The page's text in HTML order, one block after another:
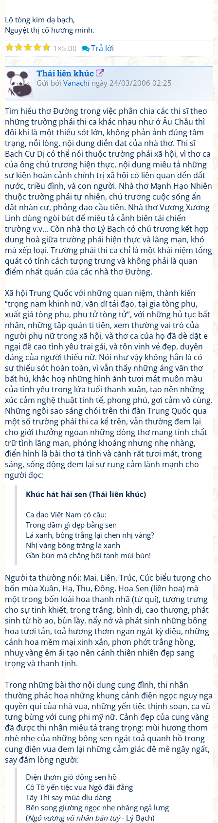
Lộ tòng kim dạ bạch,
Nguyệt thị cố hương minh.
☆
☆
☆
☆
☆ 1 5.00 Trả lời
Thái liên khúc
Gửi bởi Vanachi ngày 24/03/2006 02:25
Tìm hiểu thơ Đường trong việc phân chia các thi sĩ theo
những trường phái thi ca khác nhau như ở Âu Châu thì
đôi khi là một thiếu sót lớn, không phản ảnh đúng tâm
trạng, nỗi lòng, nội dung diễn đạt của nhà thơ. Thi sĩ
Bạch Cư Dị có thể nói thuộc trường phái xã hội, vì thơ ca
của ông chủ trương hiện thực, nội dung miêu tả những
sự kiện hoàn cảnh chính trị xã hội có liên quan đến đất
nước, triều đình, và con người. Nhà thơ Mạnh Hạo Nhiên
thuộc trường phái tự nhiên, chủ trương cuộc sống ẩn
dật nhàn cư, phỏng đạo cầu tiên. Nhà thơ Vương Xương
Linh dùng ngòi bút để miêu tả cảnh biên tái chiến
trường v.v... Còn nhà thơ Lý Bạch có chủ trương kết hợp
dung hoà giữa trường phái hiện thực và lãng mạn, khó
mà xếp loại. Trường phái thi ca chỉ là một khái niệm tổng
quát có tính cách tượng trưng và không phải là quan
điểm nhất quán của các nhà thơ Đường.
Xã hội Trung Quốc với những quan niệm, thành kiến
“trọng nam khinh nữ, văn dĩ tải đạo, tại gia tòng phụ,
xuất giá tòng phu, phu tử tòng tử”, với những hủ tục bất
nhân, những tập quán ti tiện, xem thường vai trò của
người phụ nữ trong xã hội, và thơ ca của họ đã dè dặt e
ngại đề cao tình yêu trai gái, và tôn vinh vẻ đẹp, duyên
dáng của người thiếu nữ. Nói như vậy không hẳn là có
sự thiếu sót hoàn toàn, vì vẫn thấy những áng văn thơ
bất hủ, khắc hoạ những hình ảnh tươi mát muôn màu
của tình yêu trong lứa tuổi thanh xuân, tạo nên những
xúc cảm nghệ thuật tinh tế, phong phú, gợi cảm vô cùng.
Những ngôi sao sáng chói trên thi đàn Trung Quốc qua
một số trường phái thi ca kể trên, vẫn thường đem lại
cho giới thưởng ngoạn những dòng thơ mang tính chất
trữ tình lãng mạn, phóng khoáng nhưng nhẹ nhàng,
điển hình là bài thơ tả tình và cảnh rất tươi mát, trong
sáng, sống động đem lại sự rung cảm lành mạnh cho
người đọc:
Khúc hát hái sen (Thái liên khúc)
Ca dao Việt Nam có câu:
Trong đầm gì đẹp bằng sen
Lá xanh, bông trắng lại chen nhị vàng?
Nhị vàng bông trắng lá xanh
Gần bùn mà chẳng hôi tanh mùi bùn!
Người ta thường nói: Mai, Liên, Trúc, Cúc biểu tượng cho
bốn mùa Xuân, Hạ, Thu, Đông. Hoa Sen (liên hoa) mà
một trong bốn loài hoa thanh nhã (tứ quí), tượng trưng
cho sự tinh khiết, trong trắng, bình dị, cao thượng, phát
sinh từ hồ ao, bùn lầy, nẩy nở và phát sinh những bông
hoa tươi tắn, toả hương thơm ngan ngát kỳ diệu, những
cánh hoa mềm mại xinh xắn, phơn phớt trắng hồng,
nhuỵ vàng êm ái tạo nên cảnh thiên nhiên đẹp sang
trọng và thanh tịnh.
Trong những bài thơ nội dung cung đình, thi nhân
thường phác hoạ những khung cảnh điện ngọc nguy nga
quyền quí của nhà vua, những yến tiệc thịnh soạn, ca vũ
tưng bừng với cung phi mỹ nữ. Cảnh đẹp của cung vàng
đã được thi nhân miêu tả trang trọng: mùi hương thơm
nhè nhẹ của những bông sen ngát toả quanh hồ trong
cung điện vua đem lại những cảm giác đê mê ngây ngất,
say đắm lòng người:
Điện thơm gió động sen hồ
Cô Tô yến tiệc vua Ngô đãi đằng
Tây Thi say múa dịu dàng
Bên song giường ngọc nhẹ nhàng ngả lưng
(Ngô vương vũ nhân bán tuý- Lý Bạch)